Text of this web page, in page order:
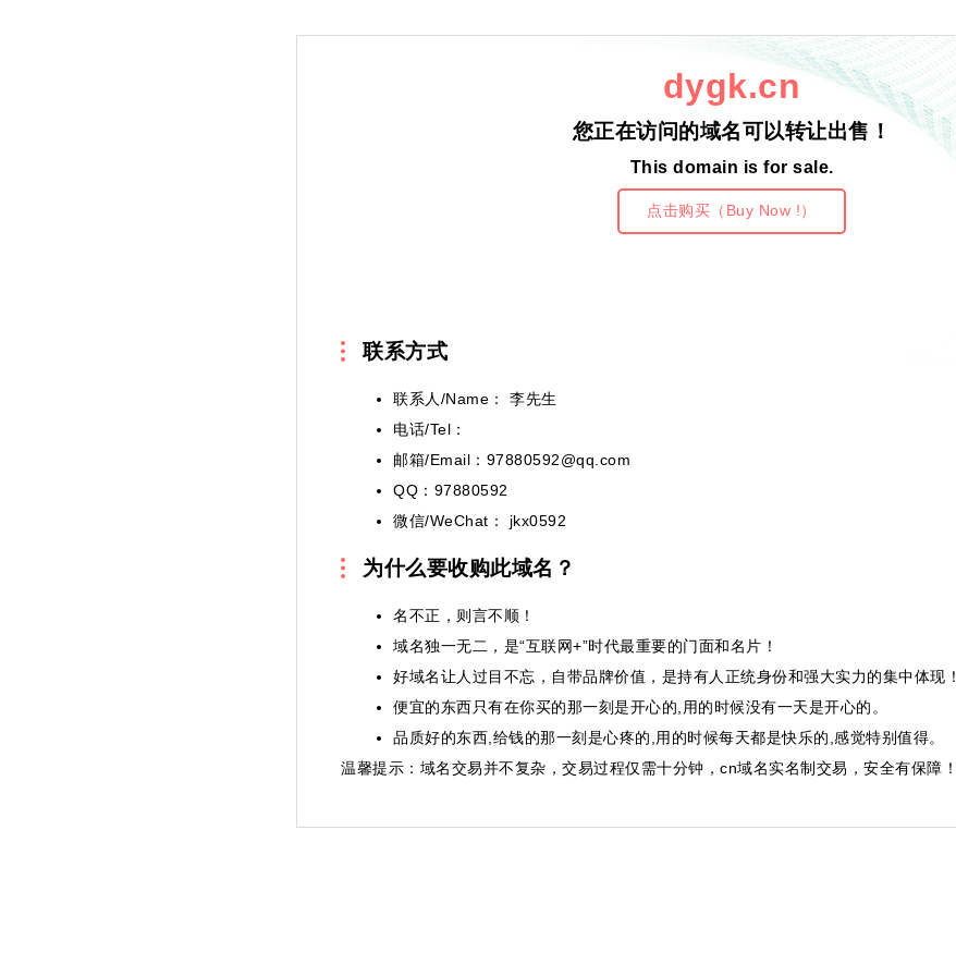
dygk.cn
您正在访问的域名可以转让出售！
This domain is for sale.
点击购买（Buy Now !）
联系方式
联系人/Name： 李先生
电话/Tel：
邮箱/Email：97880592@qq.com
QQ：97880592
微信/WeChat： jkx0592
为什么要收购此域名？
名不正，则言不顺！
域名独一无二，是“互联网+”时代最重要的门面和名片！
好域名让人过目不忘，自带品牌价值，是持有人正统身份和强大实力的集中体现！
便宜的东西只有在你买的那一刻是开心的,用的时候没有一天是开心的。
品质好的东西,给钱的那一刻是心疼的,用的时候每天都是快乐的,感觉特别值得。
温馨提示 ：域名交易并不复杂，交易过程仅需十分钟，cn域名实名制交易，安全有保障！